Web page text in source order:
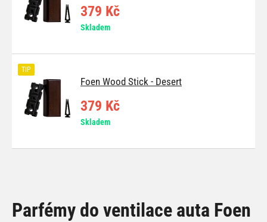
379 Kč
Skladem
Foen Wood Stick - Desert
TIP
379 Kč
Skladem
Parfémy do ventilace auta Foen